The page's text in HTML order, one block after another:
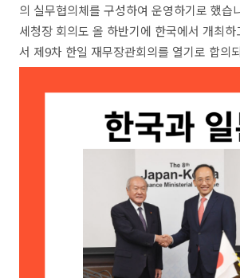
의 실무협의체를 구성하여 운영하기로 했습
세청장 회의도 올 하반기에 한국에서 개최
서 제9차 한일 재무장관회의를 열기로 합의